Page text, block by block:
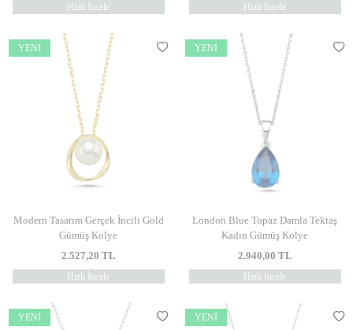
Hızlı İncele Hızlı İncele
YENI
Modern Tasarım Gerçek İncili Gold
Gümüş Kolye
2.527,20 TL
Hızlı İncele
YENI
London Blue Topaz Damla Tektaş
Kadın Gümüş Kolye
2.940,00 TL
Hızlı İncele
YENI YENI